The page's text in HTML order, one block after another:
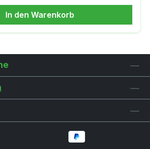
optional erhältlichen Plug-In
LED
52-
durch eine zweite PC-Schale.
öffnen des Helms durch den
geformten Komfortverschluss
Perfekte Anpassung an
durch das höhenverstellbare
und optimaler Passform durch
geformten uvex wing.
an die eigene Kopfform
In den Warenkorb